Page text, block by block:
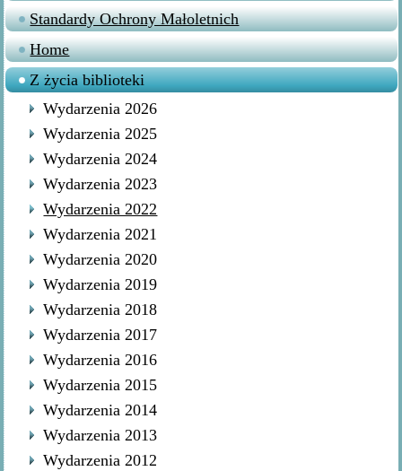
Standardy Ochrony Małoletnich
Home
Z życia biblioteki
Wydarzenia 2026
Wydarzenia 2025
Wydarzenia 2024
Wydarzenia 2023
Wydarzenia 2022
Wydarzenia 2021
Wydarzenia 2020
Wydarzenia 2019
Wydarzenia 2018
Wydarzenia 2017
Wydarzenia 2016
Wydarzenia 2015
Wydarzenia 2014
Wydarzenia 2013
Wydarzenia 2012